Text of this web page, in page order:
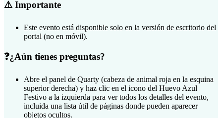
⚠️ Importante
Este evento está disponible solo en la versión de escritorio del
portal (no en móvil).
❓¿Aún tienes preguntas?
Abre el panel de Quarty (cabeza de animal roja en la esquina
superior derecha) y haz clic en el icono del Huevo Azul
Festivo a la izquierda para ver todos los detalles del evento,
incluida una lista útil de páginas donde pueden aparecer
objetos ocultos.